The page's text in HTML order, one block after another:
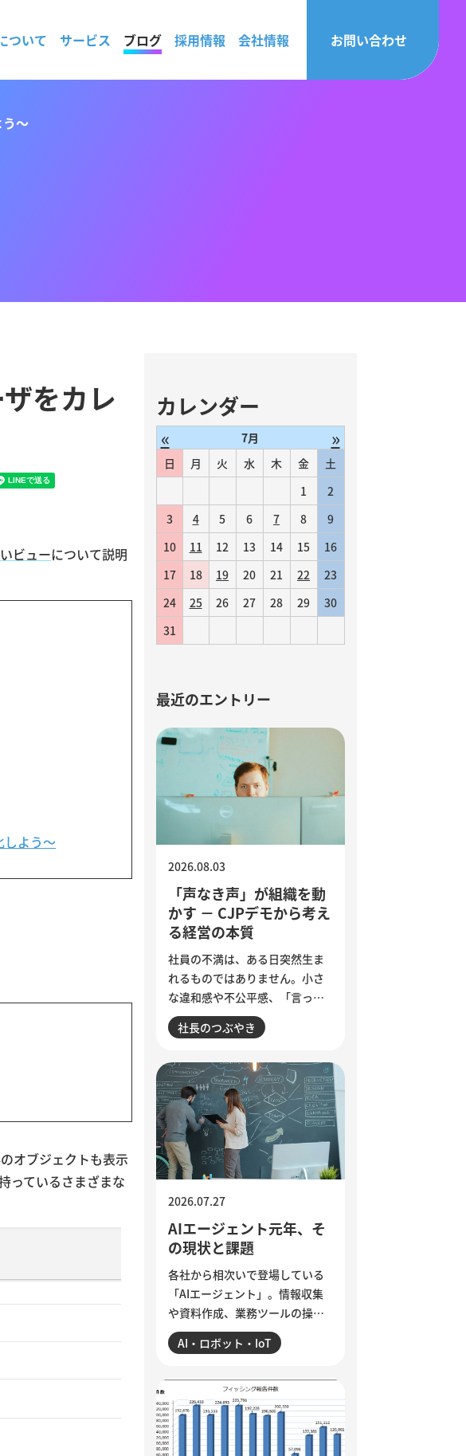
ついて サービス ブログ 採用情報 会社情報 お問い合わせ
をカレ
ビューについて説明
よう〜
オブジェクトも表示
っているさまざまな
カレンダー
« 7月 »
日 月 火 水 木 金
土
1
2
3
4 5 6 7 8
9
10
11 12 13 14 15
16
17
18 19 20 21 22
23
24
25 26 27 28 29
30
31
最近のエントリー
「声なき声」が組織を動
かす － CJPデモから考え
る経営の本質
2026.08.03
社員の不満は、ある日突然生ま
れるものではありません。小さ
な違和感や不公平感、「言って
も変わらない」という諦めが積
み重なり、退職やエンゲージメ
インドで若者の抗議運動が教育
相の辞任につながった出来事か
ら、組織に潜む「声なき声」に
耳を傾け、問題の兆しに誠実に
向き合う経営のあり方を考えま
す。
社長のつぶやき
AIエージェント元年、そ
の現状と課題
2026.07.27
各社から相次いで登場している
「AIエージェント」。情報収集
や資料作成、業務ツールの操作
まで任せられるようになった一
方、現場では「思ったほど使え
す。各社のAIエージェント機能
を紹介するとともに、導入がう
まくいかない5つの理由を整理。
業務の棚卸しや手順の分解、品
AI・ロボット・IoT
〜